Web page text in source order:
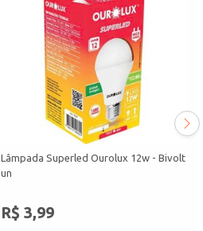
Lâmpada Superled Ourolux 12w - Bivolt
un
R$ 3,99